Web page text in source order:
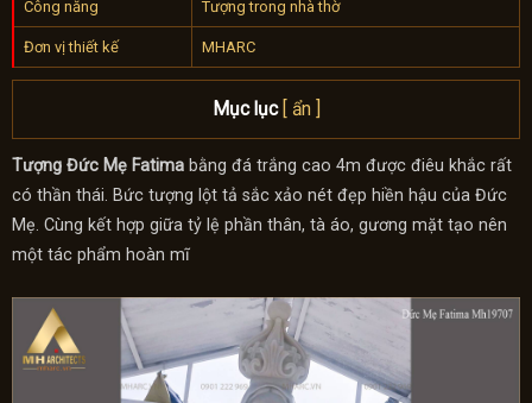
Công năng Tượng trong nhà thờ
Đơn vị thiết kế MHARC
Mục lục [ ẩn ]
Tượng Đức Mẹ Fatima bằng đá trắng cao 4m được điêu khắc rất
có thần thái. Bức tượng lột tả sắc xảo nét đẹp hiền hậu của Đức
Mẹ. Cùng kết hợp giữa tỷ lệ phần thân, tà áo, gương mặt tạo nên
một tác phẩm hoàn mĩ